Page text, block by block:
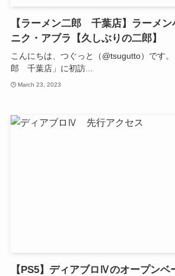
【ラーメン二郎 千葉店】ラーメ
ニク・アブラ【久しぶりの二郎】
こんにちは、つぐっと（@tsugutto）です
郎 千葉店」に初訪...
March 23, 2023
【PS5】ディアブロⅣのオープンベ